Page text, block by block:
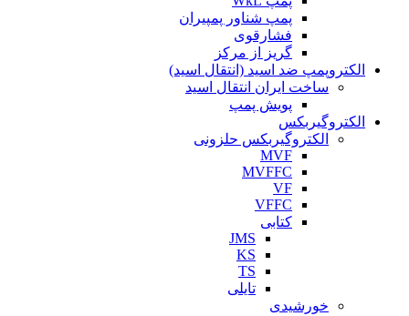
پمپ شناور پمپیران
فشارقوی
گریز از مرکز
الکتروپمپ ضد اسید (انتقال اسید)
ساخت ایران انتقال اسید
پویش پمپ
الکتروگیربکس
الکتروگیربکس حلزونی
MVF
MVFFC
VF
VFFC
کتابی
JMS
KS
TS
تایلی
خورشیدی